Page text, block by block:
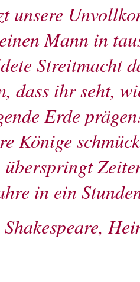
unsere
Mann in
Streitmacht
dass ihr seht,
Erde
Könige
in ein